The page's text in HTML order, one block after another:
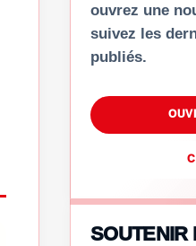
ouvrez une
suivez les
publiés.
SOUTENIR